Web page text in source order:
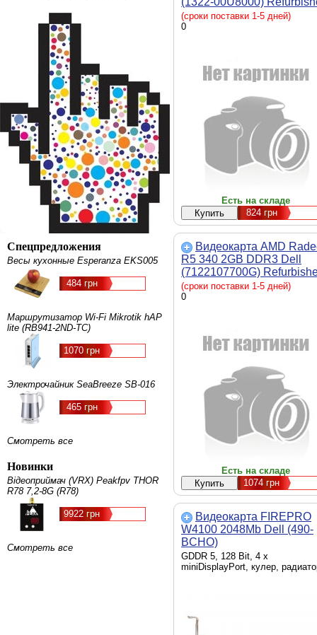
Спецпредложения
Весы кухонные Esperanza EKS005
484 грн
Маршрутизатор Wi-Fi Mikrotik hAP
lite (RB941-2ND-TC)
1070 грн
Электрочайник SeaBreeze SB-016
465 грн
Смотреть все
Новинки
Відеоприймач (VRX) Peakfpv THOR
R78 7,2-8G (R78)
9922 грн
Смотреть все
(сроки поставки 1-5 дней)
0
Есть на складе
824грн
Видеокарта AMD
R5 340 2GB DDR3 Dell
(7122107700G)
(сроки поставки 1-5 дней)
0
Есть на складе
1074 грн
Видеокарта FIREPRO
W4100 2048Mb Dell (490-
BCHO)
GDDR 5, 128 Bit, 4 x
miniDisplayPort, кулер,